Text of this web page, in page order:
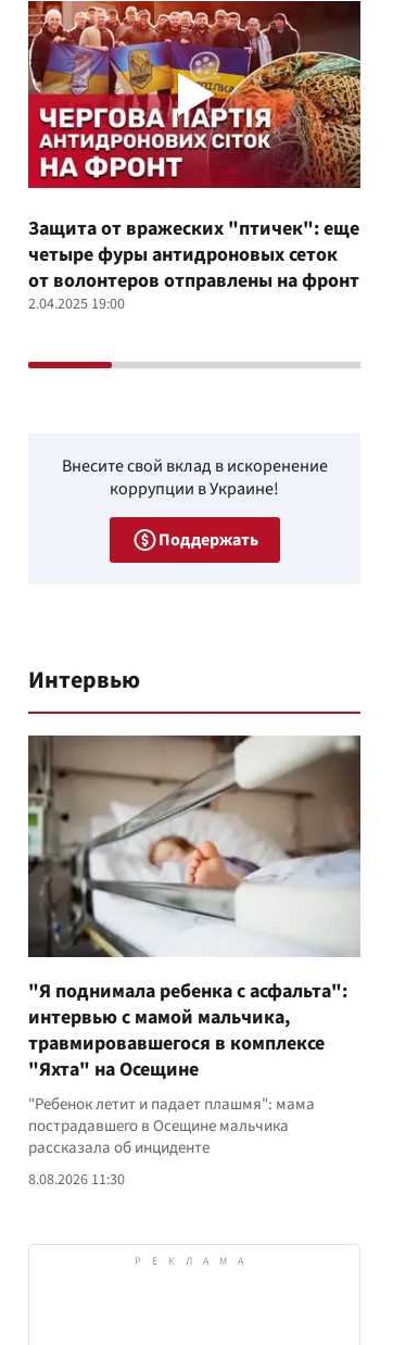
Защита от вражеских "птичек": еще
четыре фуры антидроновых сеток
от волонтеров отправлены на фронт
2.04.2025 19:00
Внесите свой вклад в искоренение
коррупции в Украине!
Поддержать
Интервью
"Я поднимала ребенка с асфальта":
интервью с мамой мальчика,
травмировавшегося в комплексе
"Яхта" на Осещине
"Ребенок летит и падает плашмя": мама
пострадавшего в Осещине мальчика
рассказала об инциденте
8.08.2026 11:30